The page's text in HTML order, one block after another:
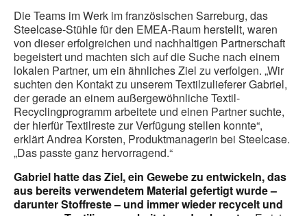
Die Teams im Werk im französischen Sarreburg, das
Steelcase-Stühle für den EMEA-Raum herstellt, waren
von dieser erfolgreichen und nachhaltigen Partnerschaft
begeistert und machten sich auf die Suche nach einem
lokalen Partner, um ein ähnliches Ziel zu verfolgen. „Wir
suchten den Kontakt zu unserem Textilzulieferer Gabriel,
der gerade an einem außergewöhnliche Textil-
Recyclingprogramm arbeitete und einen Partner suchte,
der hierfür Textilreste zur Verfügung stellen konnte“,
erklärt Andrea Korsten, Produktmanagerin bei Steelcase.
„Das passte ganz hervorragend.“
Gabriel hatte das Ziel, ein Gewebe zu entwickeln, das
aus bereits verwendetem Material gefertigt wurde –
darunter Stoffreste – und immer wieder recycelt und